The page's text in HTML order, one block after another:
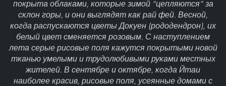
покрыта облаками, которые зимой “цепляются” за
склон горы, и они выглядят как рай фей. Весной,
когда распускаются цветы Докуен (рододендрон), их
белый цвет сменяется розовым. С наступлением
лета серые рисовые поля кажутся покрытыми новой
тканью умелыми и трудолюбивыми руками местных
жителей. В сентябре и октябре, когда Йтаи
наиболее красив, рисовые поля, усеянные домами с